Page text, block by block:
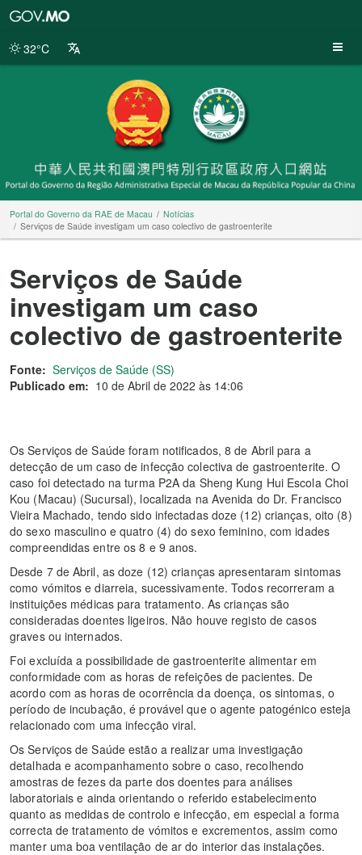
da
32°C
Portal do Governo da RAE de Macau
Notícias
Serviços de Saúde investigam um caso colectivo de gastroenterite
Serviços de Saúde
investigam um caso
colectivo de gastroenterite
Fonte: Serviços de Saúde (SS)
Publicado em: 10 de Abril de 2022 às 14:06
Os Serviços de Saúde foram notificados, 8 de Abril para a
detecção de um caso de infecção colectiva de gastroenterite. O
caso foi detectado na turma P2A da Sheng Kung Hui Escola Choi
Kou (Macau) (Sucursal), localizada na Avenida do Dr. Francisco
Vieira Machado, tendo sido infectadas doze (12) crianças, oito (8)
do sexo masculino e quatro (4) do sexo feminino, com idades
compreendidas entre os 8 e 9 anos.
Desde 7 de Abril, as doze (12) crianças apresentaram sintomas
como vómitos e diarreia, sucessivamente. Todos recorreram a
instituições médicas para tratamento. As crianças são
consideradas doentes ligeiros. Não houve registo de casos
graves ou internados.
Foi excluída a possibilidade de gastroenterite alimentar em
conformidade com as horas de refeições de pacientes. De
acordo com as horas de ocorrência da doença, os sintomas, o
período de incubação, é provável que o agente patogénico esteja
relacionado com uma infecção viral.
Os Serviços de Saúde estão a realizar uma investigação
detalhada e acompanhamento sobre o caso, recolhendo
amostras de fezes da parte dos doentes para análises
laboratoriais e ainda orientando o referido estabelecimento
quanto as medidas de controlo e infecção, em especial a forma
correcta de tratamento de vómitos e excrementos, assim como
manter uma boa ventilação de ar do interior das instalações.